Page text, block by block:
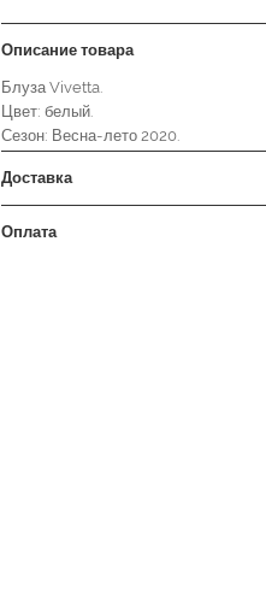
Описание товара
Блуза Vivetta.
Цвет: белый.
Сезон: Весна-лето 2020.
Доставка
Оплата